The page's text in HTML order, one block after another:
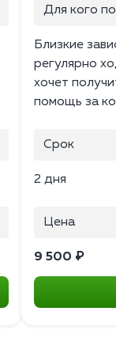
Для кого
Близкие
регулярно
хочет
помощь за
Срок
2 дня
Цена
9 500 ₽